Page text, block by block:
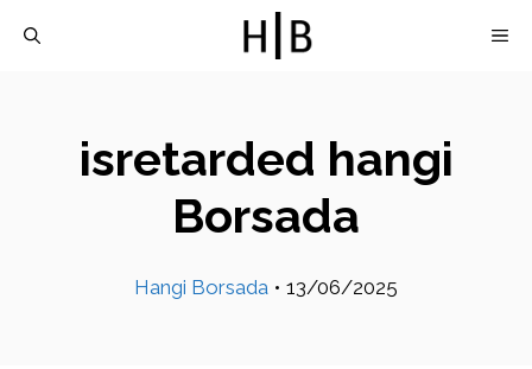
isretarded hangi
Borsada
Hangi Borsada • 13/06/2025